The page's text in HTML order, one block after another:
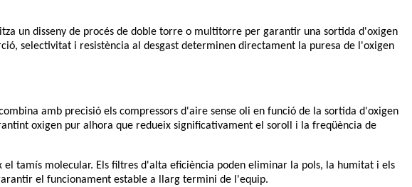
un disseny de procés de doble torre o multitorre per garantir una sortida d'oxigen
selectivitat i resistència al desgast determinen directament la puresa de l'oxigen
amb precisió els compressors d'aire sense oli en funció de la sortida d'oxigen
oxigen pur alhora que redueix significativament el soroll i la freqüència de
tamís molecular. Els filtres d'alta eficiència poden eliminar la pols, la humitat i els
el funcionament estable a llarg termini de l'equip.